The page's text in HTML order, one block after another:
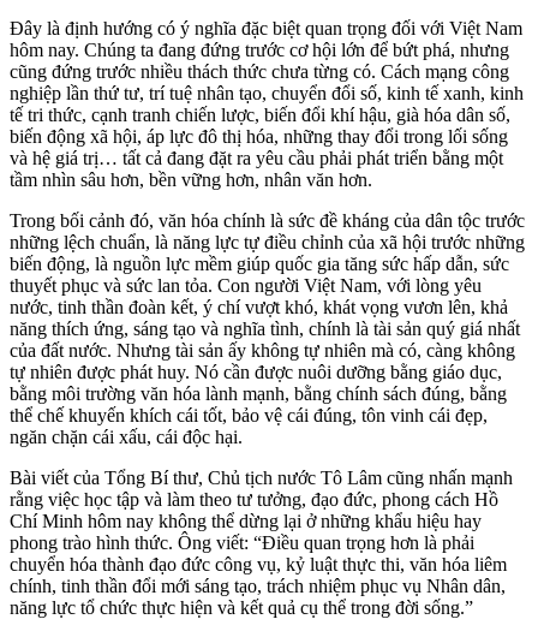
Đây là định hướng có ý nghĩa đặc biệt quan trọng đối với Việt Nam
hôm nay. Chúng ta đang đứng trước cơ hội lớn để bứt phá, nhưng
cũng đứng trước nhiều thách thức chưa từng có. Cách mạng công
nghiệp lần thứ tư, trí tuệ nhân tạo, chuyển đổi số, kinh tế xanh, kinh
tế tri thức, cạnh tranh chiến lược, biến đổi khí hậu, già hóa dân số,
biến động xã hội, áp lực đô thị hóa, những thay đổi trong lối sống
và hệ giá trị… tất cả đang đặt ra yêu cầu phải phát triển bằng một
tầm nhìn sâu hơn, bền vững hơn, nhân văn hơn.
Trong bối cảnh đó, văn hóa chính là sức đề kháng của dân tộc trước
những lệch chuẩn, là năng lực tự điều chỉnh của xã hội trước những
biến động, là nguồn lực mềm giúp quốc gia tăng sức hấp dẫn, sức
thuyết phục và sức lan tỏa. Con người Việt Nam, với lòng yêu
nước, tinh thần đoàn kết, ý chí vượt khó, khát vọng vươn lên, khả
năng thích ứng, sáng tạo và nghĩa tình, chính là tài sản quý giá nhất
của đất nước. Nhưng tài sản ấy không tự nhiên mà có, càng không
tự nhiên được phát huy. Nó cần được nuôi dưỡng bằng giáo dục,
bằng môi trường văn hóa lành mạnh, bằng chính sách đúng, bằng
thể chế khuyến khích cái tốt, bảo vệ cái đúng, tôn vinh cái đẹp,
ngăn chặn cái xấu, cái độc hại.
Bài viết của Tổng Bí thư, Chủ tịch nước Tô Lâm cũng nhấn mạnh
rằng việc học tập và làm theo tư tưởng, đạo đức, phong cách Hồ
Chí Minh hôm nay không thể dừng lại ở những khẩu hiệu hay
phong trào hình thức. Ông viết: “Điều quan trọng hơn là phải
chuyển hóa thành đạo đức công vụ, kỷ luật thực thi, văn hóa liêm
chính, tinh thần đổi mới sáng tạo, trách nhiệm phục vụ Nhân dân,
năng lực tổ chức thực hiện và kết quả cụ thể trong đời sống.”